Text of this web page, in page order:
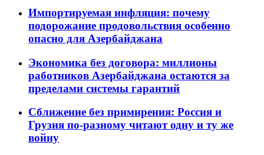
Импортируемая инфляция: почему
подорожание продовольствия особенно
опасно для Азербайджана
Экономика без договора: миллионы
работников Азербайджана остаются за
пределами системы гарантий
Сближение без примирения: Россия и
Грузия по-разному читают одну и ту же
войну